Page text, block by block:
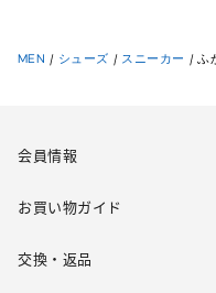
MEN / シューズ / スニーカー / ふ
会員情報
お買い物ガイド
交換・返品